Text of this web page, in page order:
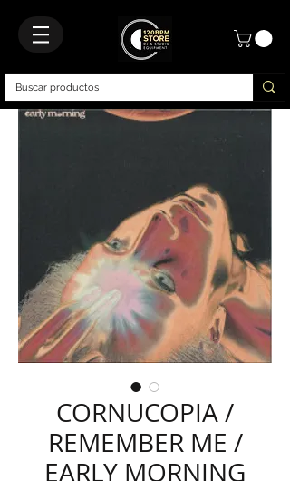
CORNUCOPIA /
REMEMBER ME /
EARLY MORNING